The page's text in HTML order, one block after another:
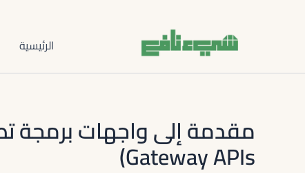
الرئيسية
Gateway APIs)